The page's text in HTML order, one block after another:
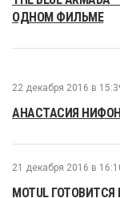
ОДНОМ ФИЛЬМЕ
22 декабря 2016 в
АНАСТАСИЯ
21 декабря 2016 в
MOTUL